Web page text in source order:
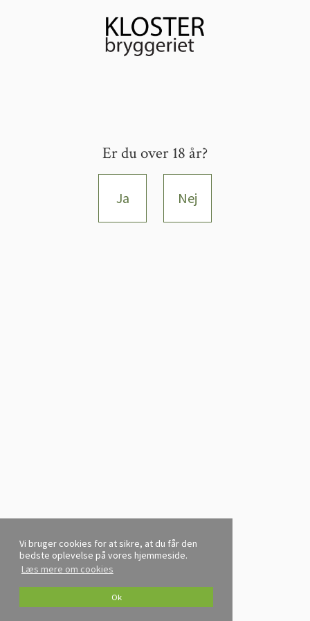
Vi bruger cookies for at sikre, at du får den
bedste oplevelse på vores hjemmeside.
Læs mere om cookies
Ok
Er du over 18 år?
Ja Nej